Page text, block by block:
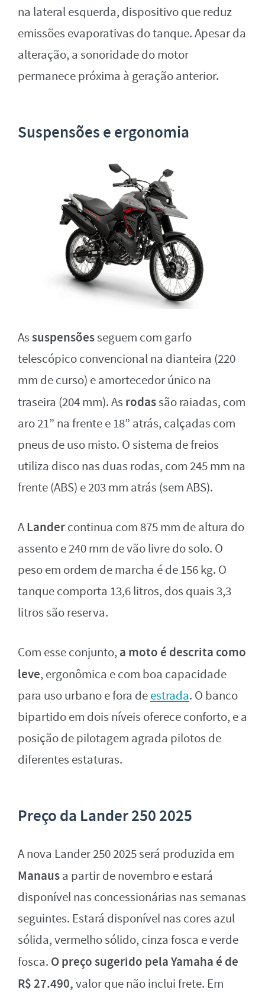
na lateral esquerda, dispositivo que reduz
emissões evaporativas do tanque. Apesar da
alteração, a sonoridade do motor
permanece próxima à geração anterior.
Suspensões e ergonomia
Assuspensõesseguem com garfo
telescópico convencional na dianteira (220
mm de curso) e amortecedor único na
traseira (204 mm). As rodassão raiadas, com
aro 21” na frente e 18” atrás, calçadas com
pneus de uso misto. O sistema de freios
utiliza disco nas duas rodas, com 245 mm na
frente (ABS) e 203 mm atrás (sem ABS).
ALandercontinua com 875 mm de altura do
assento e 240 mm de vão livre do solo. O
peso em ordem de marcha é de 156 kg. O
tanque comporta 13,6 litros, dos quais 3,3
litros são reserva.
Com esse conjunto, a moto é descrita como
leve, ergonômica e com boa capacidade
para uso urbano e fora deestrada. O banco
bipartido em dois níveis oferece conforto, e a
posição de pilotagem agrada pilotos de
diferentes estaturas.
Preço da Lander 250 2025
A nova Lander 250 2025 será produzida em
Manausa partir de novembro e estará
disponível nas concessionárias nas semanas
seguintes. Estará disponível nas cores azul
sólida, vermelho sólido, cinza fosca e verde
fosca. O preço sugerido pela Yamaha é de
R$ 27.490,valor que não inclui frete. Em